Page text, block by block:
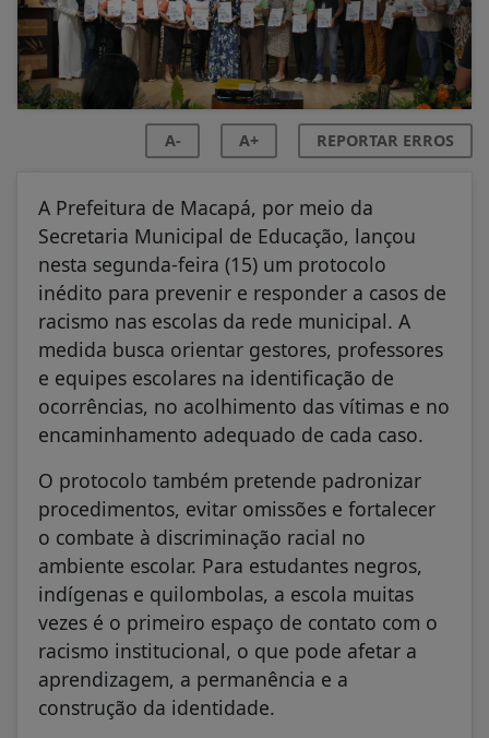
A- A+ REPORTAR ERROS
A Prefeitura de Macapá, por meio da
Secretaria Municipal de Educação, lançou
nesta segunda-feira (15) um protocolo
inédito para prevenir e responder a casos de
racismo nas escolas da rede municipal. A
medida busca orientar gestores, professores
e equipes escolares na identificação de
ocorrências, no acolhimento das vítimas e no
encaminhamento adequado de cada caso.
O protocolo também pretende padronizar
procedimentos, evitar omissões e fortalecer
o combate à discriminação racial no
ambiente escolar. Para estudantes negros,
indígenas e quilombolas, a escola muitas
vezes é o primeiro espaço de contato com o
racismo institucional, o que pode afetar a
aprendizagem, a permanência e a
construção da identidade.